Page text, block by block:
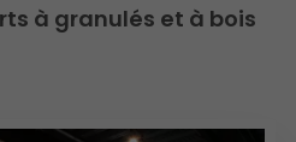
à granulés et à bois